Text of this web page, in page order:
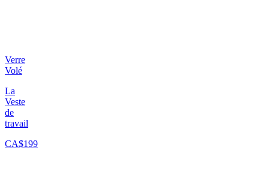
Verre
Volé
La
Veste
de
travail
CA$199